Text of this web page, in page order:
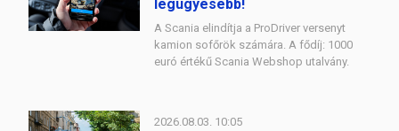
legügyesebb!
A Scania elindítja a ProDriver versenyt
kamion sofőrök számára. A fődíj: 1000
euró értékű Scania Webshop utalvány.
2026.08.03. 10:05